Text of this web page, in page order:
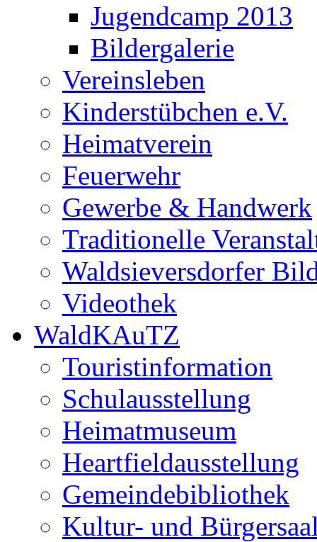
Jugendcamp 2013
Bildergalerie
Vereinsleben
Kinderstübchen e.V.
Heimatverein
Feuerwehr
Gewerbe & Handwerk
Traditionelle
Waldsieversdorfer
Videothek
WaldKAuTZ
Touristinformation
Schulausstellung
Heimatmuseum
Heartfieldausstellung
Gemeindebibliothek
Kultur- und